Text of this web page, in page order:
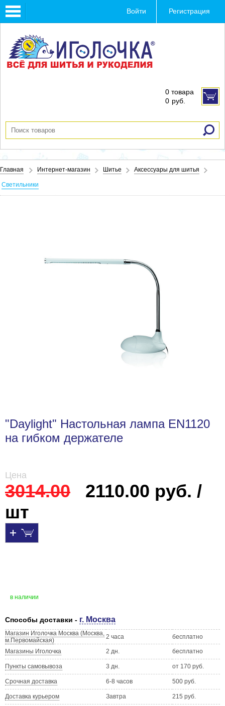
Toggle
navigation
Войти Регистрация
0 товара
0 руб.
Главная Интернет-магазин Шитье Аксессуары для шитья
Светильники
"Daylight" Настольная лампа EN1120
на гибком держателе
Цена
3014.00
2110.00 руб. /
шт
в наличии
Способы доставки - г. Москва
Магазин Иголочка Москва (Москва,
м.Первомайская)
2 часа бесплатно
Магазины Иголочка 2 дн. бесплатно
Пункты самовывоза 3 дн. от 170 руб.
Срочная доставка 6-8 часов 500 руб.
Доставка курьером Завтра 215 руб.